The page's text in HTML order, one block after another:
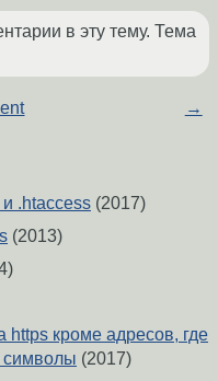
в эту тему. Тема
→
.htaccess (2017)
(2013)
https кроме адресов, где
символы (2017)